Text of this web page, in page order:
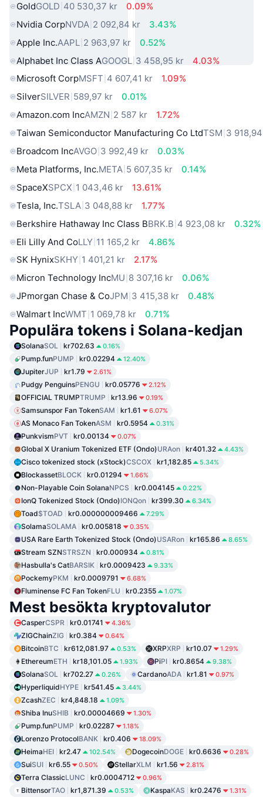
GoldGOLD 40 530,37 kr
0.09%
Nvidia CorpNVDA 2 092,84 kr
3.43%
Apple Inc.AAPL 2 963,97 kr
0.52%
Alphabet Inc Class AGOOGL 3 458,95 kr
4.03%
Microsoft CorpMSFT 4 607,41 kr
1.09%
SilverSILVER 589,97 kr
0.01%
Amazon.com IncAMZN 2 587 kr
1.72%
Taiwan Semiconductor Manufacturing Co LtdTSM 3
Broadcom IncAVGO 3 992,49 kr
0.03%
Meta Platforms, Inc.META 5 607,35 kr
0.14%
SpaceXSPCX 1 043,46 kr
13.61%
Tesla, Inc.TSLA 3 048,88 kr
1.77%
Berkshire Hathaway Inc Class BBRK.B 4 923,08 kr
0.32%
Eli Lilly And CoLLY 11 165,2 kr
4.86%
SK HynixSKHY 1 401,21 kr
2.17%
Micron Technology IncMU 8 307,16 kr
0.06%
JPmorgan Chase & CoJPM 3 415,38 kr
0.48%
Walmart IncWMT 1 069,78 kr 0.71%
Populära tokens i Solana-kedjan
SolanaSOL kr702.63 0.16%
Pump.funPUMP kr0.02294 12.40%
JupiterJUP kr1.79 2.61%
Pudgy PenguinsPENGU kr0.05776 2.12%
OFFICIAL TRUMPTRUMP kr13.96 0.19%
Samsunspor Fan TokenSAM kr1.61 6.07%
AS Monaco Fan TokenASM kr0.5954 0.31%
PunkvismPVT kr0.00134 0.07%
Global X Uranium Tokenized ETF (Ondo)URAon kr401.32 4.43%
Cisco tokenized stock (xStock)CSCOX kr1,182.85 5.34%
BlockassetBLOCK kr0.01294 1.66%
Non-Playable Coin SolanaNPCS kr0.004145 0.22%
IonQ Tokenized Stock (Ondo)IONQon kr399.30 6.34%
Toad$TOAD kr0.000000009466 7.29%
SolamaSOLAMA kr0.005818 0.35%
USA Rare Earth Tokenized Stock (Ondo)USARon kr165.86 8.65%
Stream SZNSTRSZN kr0.000934 0.81%
Hasbulla's CatBARSIK kr0.0009423 9.33%
PockemyPKM kr0.0009791 6.68%
Fluminense FC Fan TokenFLU kr0.2355 1.07%
Mest besökta kryptovalutor
CasperCSPR kr0.01741 4.36%
ZIGChainZIG kr0.384 0.64%
BitcoinBTC kr612,081.97 0.53% XRPXRP kr10.07 1.29%
EthereumETH kr18,101.05 1.93% PiPI kr0.8654 9.38%
SolanaSOL kr702.27 0.26% CardanoADA kr1.81 0.97%
HyperliquidHYPE kr541.45 3.44%
ZcashZEC kr4,848.18 1.09%
Shiba InuSHIB kr0.00004669 1.30%
Pump.funPUMP kr0.02287 1.18%
Lorenzo ProtocolBANK kr0.406 18.09%
HeimaHEI kr2.47 102.54% DogecoinDOGE kr0.6636 0.28%
SuiSUI kr6.55 0.50% StellarXLM kr1.56 2.81%
Terra ClassicLUNC kr0.0004712 0.96%
BittensorTAO kr1,871.39 0.53% KaspaKAS kr0.2476 1.31%